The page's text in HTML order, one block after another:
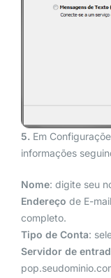
5. Em
informações
Nome: digite seu
Endereço de E-
completo.
Tipo de Conta:
Servidor de